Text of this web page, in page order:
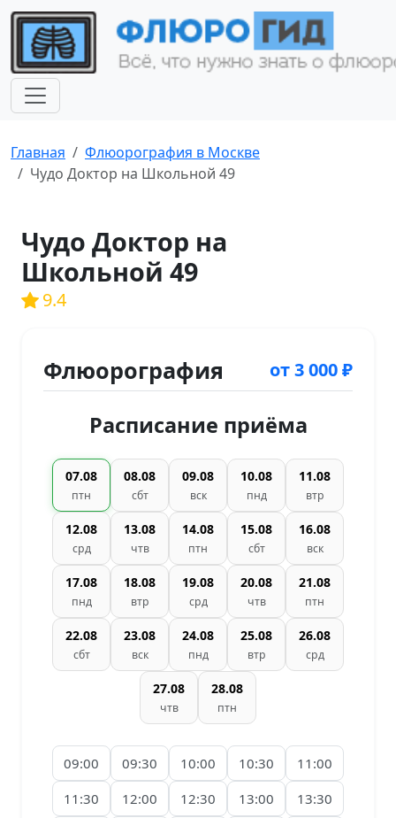
Главная
Флюорография в Москве
Чудо Доктор на Школьной 49
Чудо Доктор на
Школьной 49
9.4
Флюорография от 3 000 ₽
Расписание приёма
07.08
птн
08.08
сбт
09.08
вск
10.08
пнд
11.08
втр
12.08
срд
13.08
чтв
14.08
птн
15.08
сбт
16.08
вск
17.08
пнд
18.08
втр
19.08
срд
20.08
чтв
21.08
птн
22.08
сбт
23.08
вск
24.08
пнд
25.08
втр
26.08
срд
27.08
чтв
28.08
птн
09:00 09:30 10:00 10:30
11:00
11:30
12:00 12:30 13:00
13:30